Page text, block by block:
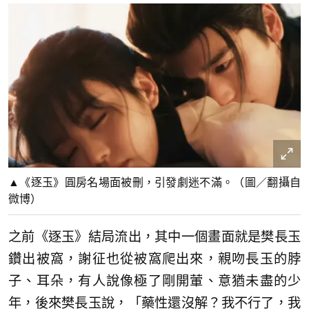
▲《逐玉》圓房名場面被刪，引發劇迷不滿。（圖／翻攝自
微博）
之前《逐玉》結局流出，其中一個畫面就是樊長玉
鑽出被窩，謝征也從被窩爬出來，親吻長玉的脖
子、耳朵，有人說像極了剛開葷、意猶未盡的少
年，後來樊長玉說，「藥性還沒解？我不行了，我